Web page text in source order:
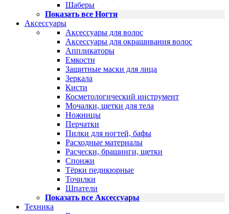
Шаберы
Показать все Ногти
Аксессуары
Аксессуары для волос
Аксессуары для окрашивания волос
Аппликаторы
Емкости
Защитные маски для лица
Зеркала
Кисти
Косметологический инструмент
Мочалки, щетки для тела
Ножницы
Перчатки
Пилки для ногтей, бафы
Расходные материалы
Расчески, брашинги, щетки
Спонжи
Тёрки педикюрные
Точилки
Шпатели
Показать все Аксессуары
Техника